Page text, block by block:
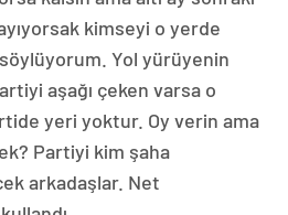
kimseyi o yerde
Yol yürüyenin
aşağı çeken varsa o
yeri yoktur. Oy verin ama
Partiyi kim şaha
arkadaşlar. Net